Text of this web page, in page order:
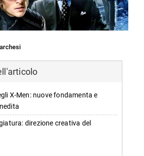
X-Men: nuove fondamenta e
direzione creativa del
nuovo allineamento centrale, non